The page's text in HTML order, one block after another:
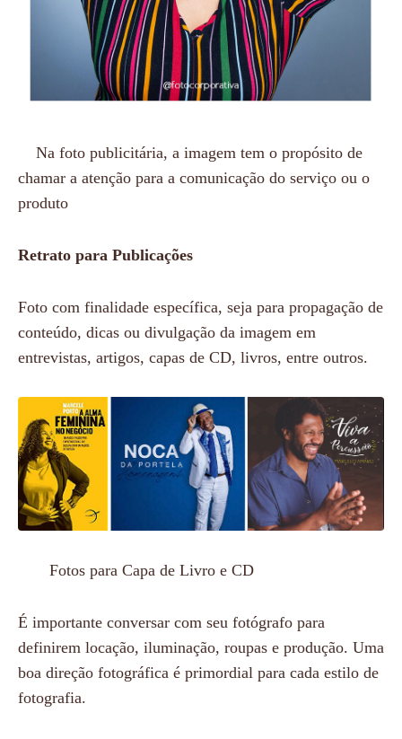
Na foto publicitária, a imagem tem o propósito de
chamar a atenção para a comunicação do serviço ou o
produto
Retrato para Publicações
Foto com finalidade específica, seja para propagação de
conteúdo, dicas ou divulgação da imagem em
entrevistas, artigos, capas de CD, livros, entre outros.
Fotos para Capa de Livro e CD
É importante conversar com seu fotógrafo para
definirem locação, iluminação, roupas e produção. Uma
boa direção fotográfica é primordial para cada estilo de
fotografia.